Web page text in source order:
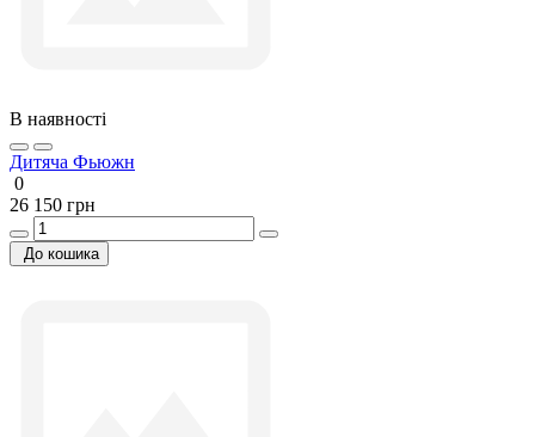
В наявності
Дитяча Фьюжн
0
26 150 грн
До кошика